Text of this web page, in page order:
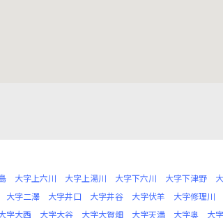
大字上六川 大字上湯川 大字下六川 大字下津野
大字二澤 大字井口 大字井谷 大字伏羊 大字修理川
字大西 大字大谷 大字大賀畑 大字天満 大字奥 大